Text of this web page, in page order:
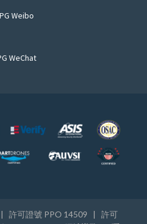
Weibo
WeChat
許可證號 PPO 14509 | 許可